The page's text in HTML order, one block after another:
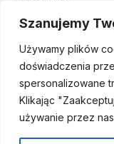
Szanujemy
Używamy plików
doświadczenia
spersonalizowane
Klikając "Zaakceptuj
używanie przez
© 2026 Fundacja